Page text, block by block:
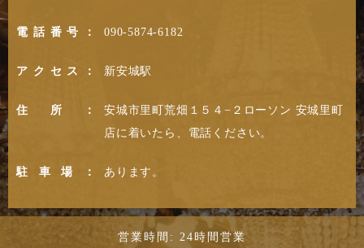
電話番号： 090-5874-6182
アクセス： 新安城駅
住所：
安城市里町荒畑１５４−２ローソン 安城里町
店に着いたら、電話ください。
駐車場： あります。
営業時間: 24時間営業